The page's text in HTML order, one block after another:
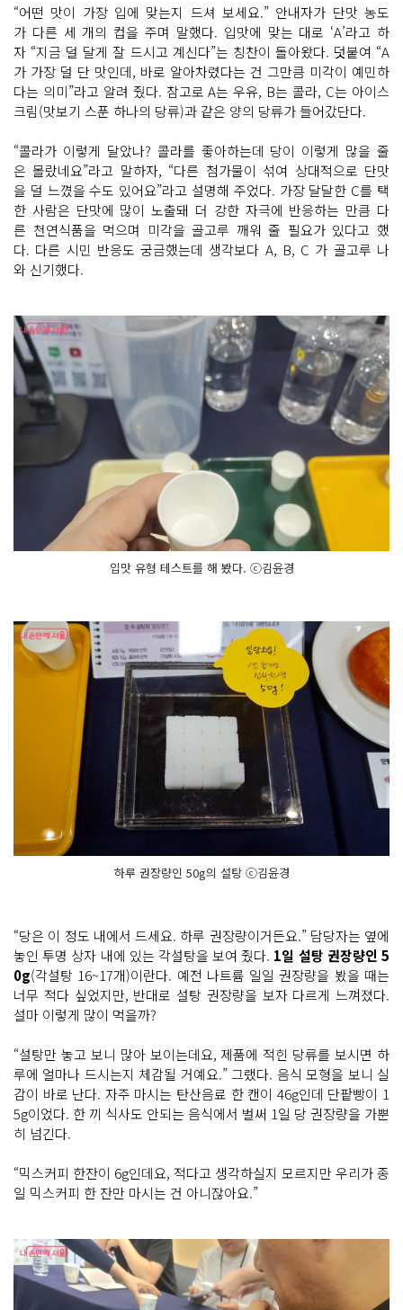
“어떤 맛이 가장 입에 맞는지 드셔 보세요.” 안내자가 단맛 농도
가 다른 세 개의 컵을 주며 말했다. 입맛에 맞는 대로 ‘A’라고 하
자 “지금 덜 달게 잘 드시고 계신다”는 칭찬이 돌아왔다. 덧붙여 “A
가 가장 덜 단 맛인데, 바로 알아차렸다는 건 그만큼 미각이 예민하
다는 의미”라고 알려 줬다. 참고로 A는 우유, B는 콜라, C는 아이스
크림(맛보기 스푼 하나의 당류)과 같은 양의 당류가 들어갔단다.
“콜라가 이렇게 달았나? 콜라를 좋아하는데 당이 이렇게 많을 줄
은 몰랐네요”라고 말하자, “다른 첨가물이 섞여 상대적으로 단맛
을 덜 느꼈을 수도 있어요”라고 설명해 주었다. 가장 달달한 C를 택
한 사람은 단맛에 많이 노출돼 더 강한 자극에 반응하는 만큼 다
른 천연식품을 먹으며 미각을 골고루 깨워 줄 필요가 있다고 했
다. 다른 시민 반응도 궁금했는데 생각보다 A, B, C 가 골고루 나
와 신기했다.
입맛 유형 테스트를 해 봤다. ⓒ김윤경
하루 권장량인 50g의 설탕 ⓒ김윤경
“당은 이 정도 내에서 드세요. 하루 권장량이거든요.” 담당자는 옆에
놓인 투명 상자 내에 있는 각설탕을 보여 줬다. 1일 설탕 권장량인 5
0g(각설탕 16~17개)이란다. 예전 나트륨 일일 권장량을 봤을 때는
너무 적다 싶었지만, 반대로 설탕 권장량을 보자 다르게 느껴졌다.
설마 이렇게 많이 먹을까?
“설탕만 놓고 보니 많아 보이는데요, 제품에 적힌 당류를 보시면 하
루에 얼마나 드시는지 체감될 거예요.” 그랬다. 음식 모형을 보니 실
감이 바로 난다. 자주 마시는 탄산음료 한 캔이 46g인데 단팥빵이 1
5g이었다. 한 끼 식사도 안되는 음식에서 벌써 1일 당 권장량을 가뿐
히 넘긴다.
“믹스커피 한잔이 6g인데요, 적다고 생각하실지 모르지만 우리가 종
일 믹스커피 한 잔만 마시는 건 아니잖아요.”